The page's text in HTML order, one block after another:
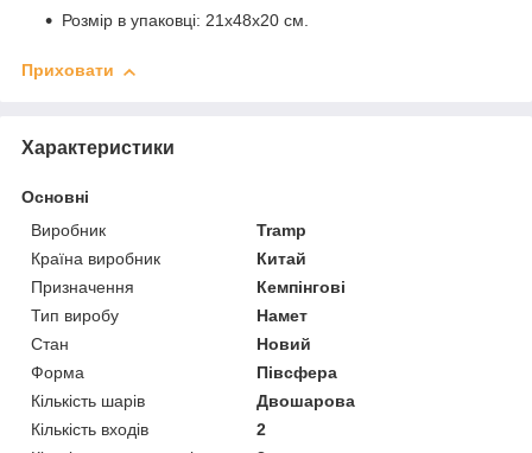
Розмір в упаковці: 21x48x20 см.
Приховати
Характеристики
Основні
Виробник
Tramp
Країна виробник
Китай
Призначення
Кемпінгові
Тип виробу
Намет
Стан
Новий
Форма
Півсфера
Кількість шарів
Двошарова
Кількість входів
2